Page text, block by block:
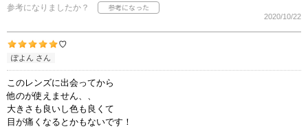
参考になりましたか？
2020/10/22
♡
ぽよん さん
このレンズに出会ってから
他のが使えません、、
大きさも良いし色も良くて
目が痛くなるとかもないです！